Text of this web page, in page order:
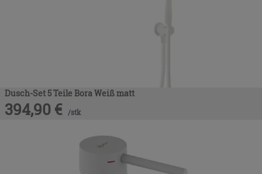
Dusch-Set 5 Teile Bora Weiß matt
394,90 € /stk